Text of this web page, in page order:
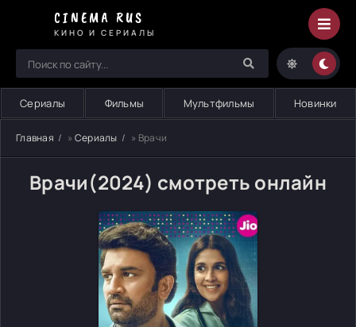
CINEMA RUS
КИНО И СЕРИАЛЫ
Сериалы Фильмы Мультфильмы Новинки
Главная » Сериалы » Врачи
Врачи(2024) смотреть онлайн